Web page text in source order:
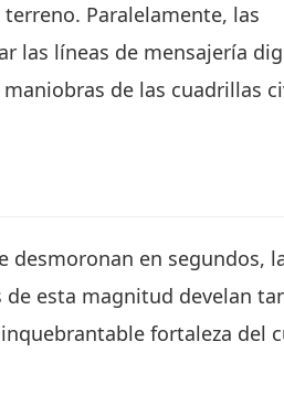
Paralelamente, las
las líneas de mensajería
de las cuadrillas
desmoronan en segundos,
esta magnitud develan
fortaleza del